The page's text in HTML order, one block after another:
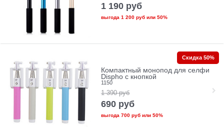
1 190 руб
выгода 1 200 рубили 50%
Компактный монопод для селфи
Dispho с кнопкой
1150
1 390 руб
690 руб
выгода 700 рубили 50%
Скидка 50%